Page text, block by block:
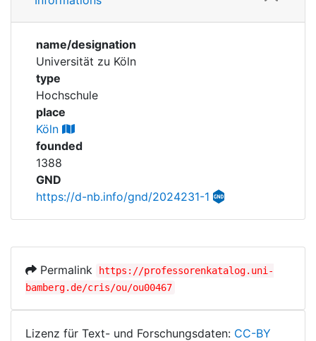
Corporations
Historic matricle
registry
name/designation
Universität zu Köln
type
Hochschule
place
Köln
founded
1388
GND
https://d-nb.info/gnd/2024231-1
Permalink
https://professorenkatalog.uni-
bamberg.de/cris/ou/ou00467
Lizenz für Text- und Forschungsdaten: CC-BY